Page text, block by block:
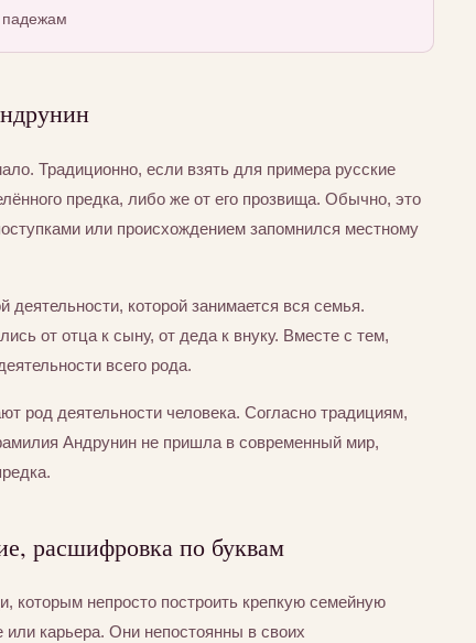
Традиционно, если взять для примера русские
предка, либо же от его прозвища. Обычно, это
или происхождением запомнился местному
которой занимается вся семья.
от отца к сыну, от деда к внуку. Вместе с тем,
всего рода.
род деятельности человека. Согласно традициям,
Андрунин не пришла в современный мир,
расшифровка по буквам
непросто построить крепкую семейную
карьера. Они непостоянны в своих